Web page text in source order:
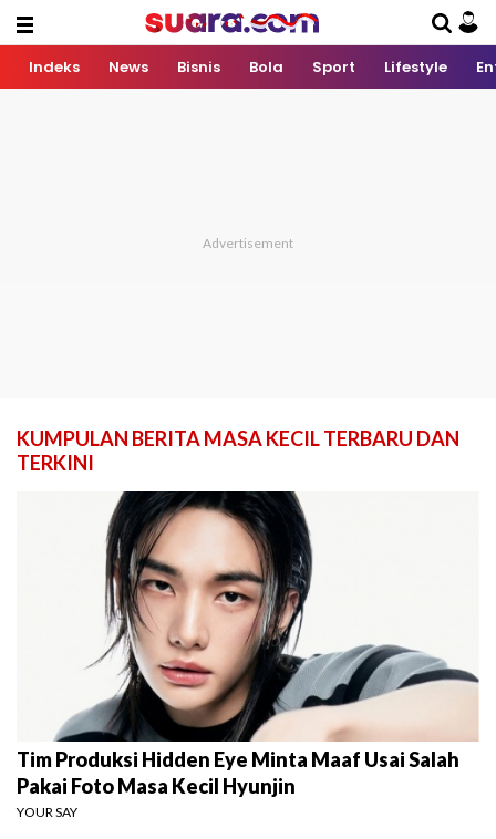
Indeks News Bisnis Bola Sport Lifestyle
KUMPULAN BERITA MASA KECIL TERBARU DAN
TERKINI
Tim Produksi Hidden Eye Minta Maaf Usai Salah
Pakai Foto Masa Kecil Hyunjin
YOUR SAY